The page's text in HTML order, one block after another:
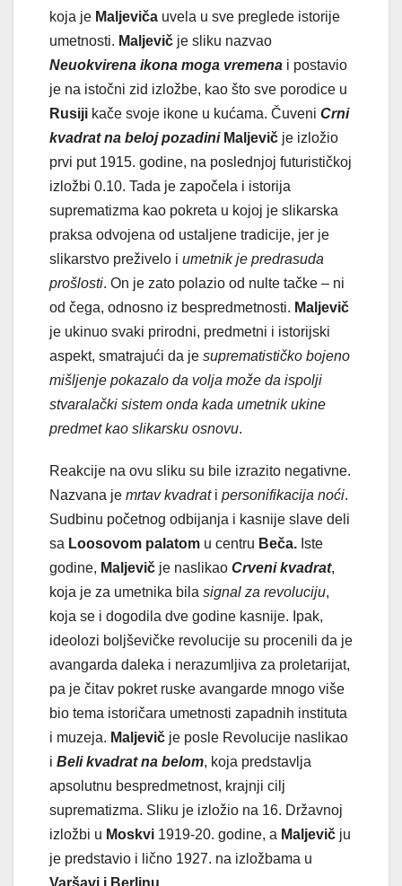
koja je Maljeviča uvela u sve preglede istorije
umetnosti. Maljevič je sliku nazvao
Neuokvirena ikona moga vremena i postavio
je na istočni zid izložbe, kao što sve porodice u
Rusiji kače svoje ikone u kućama. Čuveni Crni
kvadrat na beloj pozadiniMaljevič je izložio
prvi put 1915. godine, na poslednjoj futurističkoj
izložbi 0.10. Tada je započela i istorija
suprematizma kao pokreta u kojoj je slikarska
praksa odvojena od ustaljene tradicije, jer je
slikarstvo preživelo i umetnik je predrasuda
prošlosti. On je zato polazio od nulte tačke – ni
od čega, odnosno iz bespredmetnosti. Maljevič
je ukinuo svaki prirodni, predmetni i istorijski
aspekt, smatrajući da je suprematističko bojeno
mišljenje pokazalo da volja može da ispolji
stvaralački sistem onda kada umetnik ukine
predmet kao slikarsku osnovu.
Reakcije na ovu sliku su bile izrazito negativne.
Nazvana je mrtav kvadrati personifikacija noći.
Sudbinu početnog odbijanja i kasnije slave deli
sa Loosovom palatom u centru Beča. Iste
godine, Maljevič je naslikao Crveni kvadrat,
koja je za umetnika bila signal za revoluciju,
koja se i dogodila dve godine kasnije. Ipak,
ideolozi boljševičke revolucije su procenili da je
avangarda daleka i nerazumljiva za proletarijat,
pa je čitav pokret ruske avangarde mnogo više
bio tema istoričara umetnosti zapadnih instituta
i muzeja. Maljevič je posle Revolucije naslikao
i Beli kvadrat na belom, koja predstavlja
apsolutnu bespredmetnost, krajnji cilj
suprematizma. Sliku je izložio na 16. Državnoj
izložbi u Moskvi 1919-20. godine, a Maljevič ju
je predstavio i lično 1927. na izložbama u